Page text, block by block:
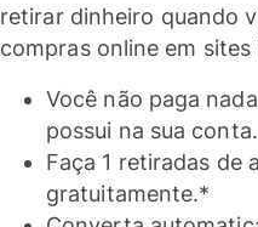
retirar dinheiro quando
compras online em
Você não paga
possui na sua conta.
Faça 1 retiradas de
gratuitamente.*